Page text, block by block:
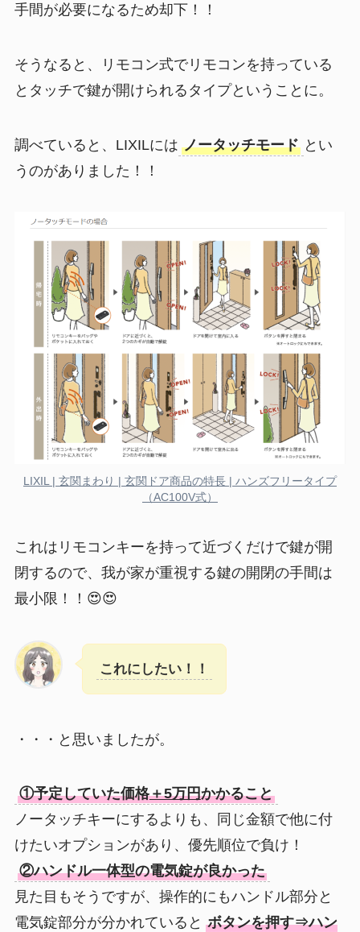
手間が必要になるため却下！！
そうなると、リモコン式でリモコンを持っている
とタッチで鍵が開けられるタイプということに。
調べていると、LIXILには ノータッチモード とい
うのがありました！！
LIXIL | 玄関まわり | 玄関ドア商品の特長 | ハンズフリータイプ
（AC100V式）
これはリモコンキーを持って近づくだけで鍵が開
閉するので、我が家が重視する鍵の開閉の手間は
最小限！！😍😍
これにしたい！！
・・・と思いましたが。
①予定していた価格＋5万円かかること
ノータッチキーにするよりも、同じ金額で他に付
けたいオプションがあり、優先順位で負け！
②ハンドル一体型の電気錠が良かった
見た目もそうですが、操作的にもハンドル部分と
電気錠部分が分かれていると ボタンを押す⇒ハン